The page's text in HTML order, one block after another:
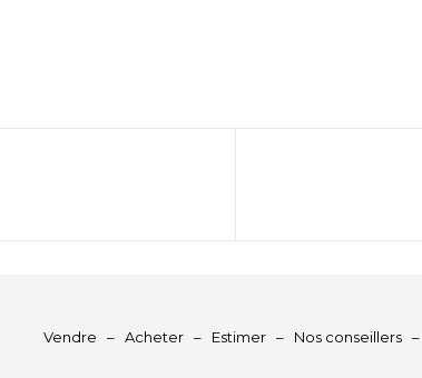
Vendre – Acheter– Estimer– Nos conseillers–